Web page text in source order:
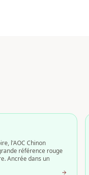
l'AOC Chinon
référence rouge
Ancrée dans un